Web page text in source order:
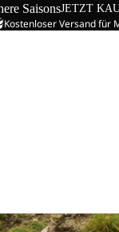
SaisonsJETZT
Kostenloser Versand für